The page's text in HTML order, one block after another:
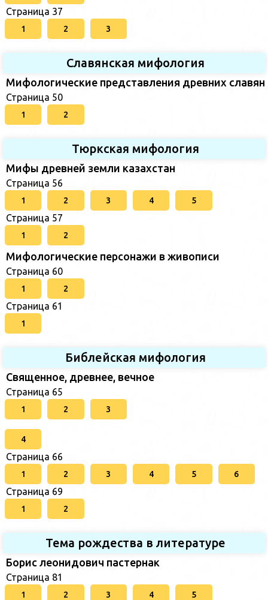
Страница 37
1 2 3
Славянская мифология
Мифологические представления древних славян
Страница 50
1 2
Тюркская мифология
Мифы древней земли казахстан
Страница 56
1 2 3 4 5
Страница 57
1 2
Мифологические персонажи в живописи
Страница 60
1 2
Страница 61
1
Библейская мифология
Священное, древнее, вечное
Страница 65
1 2 3
4
Страница 66
1 2 3 4 5 6
Страница 69
1 2
Тема рождества в литературе
Борис леонидович пастернак
Страница 81
1 2 3 4 5